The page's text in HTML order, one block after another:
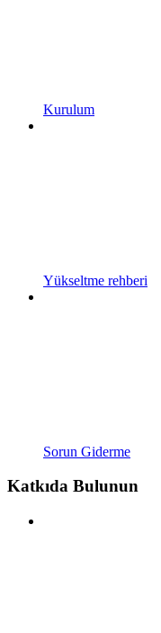
Kurulum
Yükseltme rehberi
Sorun Giderme
Katkıda Bulunun